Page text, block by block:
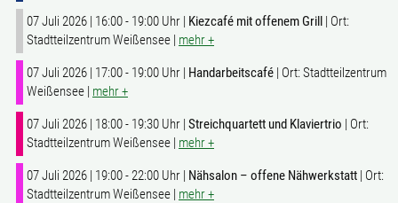
07 Juli 2026 | 16:00 - 19:00 Uhr | Kiezcafé mit offenem Grill | Ort:
Stadtteilzentrum Weißensee | mehr +
07 Juli 2026 | 17:00 - 19:00 Uhr | Handarbeitscafé | Ort: Stadtteilzentrum
Weißensee | mehr +
07 Juli 2026 | 18:00 - 19:30 Uhr | Streichquartett und Klaviertrio | Ort:
Stadtteilzentrum Weißensee | mehr +
07 Juli 2026 | 19:00 - 22:00 Uhr | Nähsalon – offene Nähwerkstatt | Ort:
Stadtteilzentrum Weißensee | mehr +